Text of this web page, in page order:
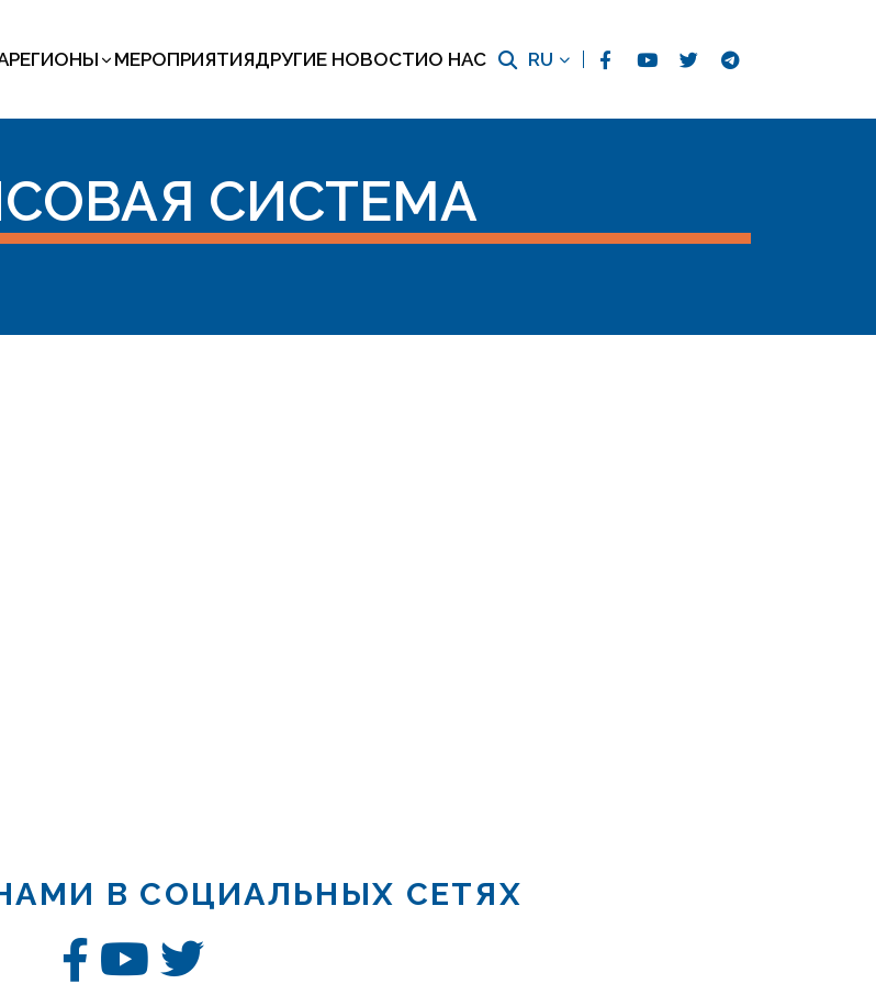
РЕГИОНЫ МЕРОПРИЯТИЯДРУГИЕ НОВОСТИО НАС RU
СИСТЕМА
В СОЦИАЛЬНЫХ СЕТЯХ